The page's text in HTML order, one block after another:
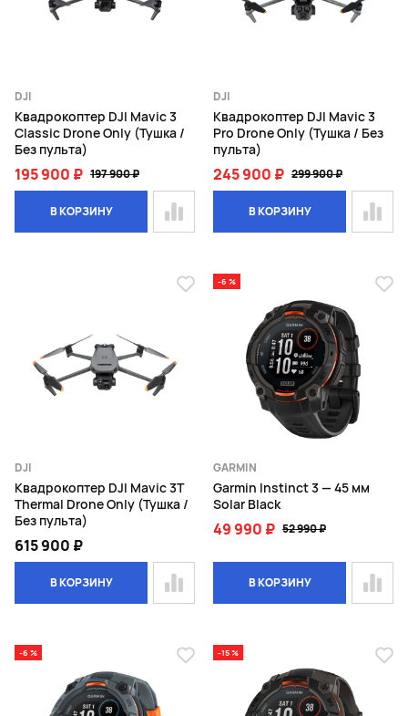
DJI
Квадрокоптер DJI Mavic 3
Classic Drone Only (Тушка /
Без пульта)
195 900 ₽ 197 900 ₽
В КОРЗИНУ
DJI
Квадрокоптер DJI Mavic 3
Pro Drone Only (Тушка / Без
пульта)
245 900 ₽ 299 900 ₽
В КОРЗИНУ
DJI
Квадрокоптер DJI Mavic 3T
Thermal Drone Only (Тушка /
Без пульта)
615 900 ₽
В КОРЗИНУ
-6 %
GARMIN
Garmin Instinct 3 — 45 мм
Solar Black
49 990 ₽ 52 990 ₽
В КОРЗИНУ
-6 % -15 %